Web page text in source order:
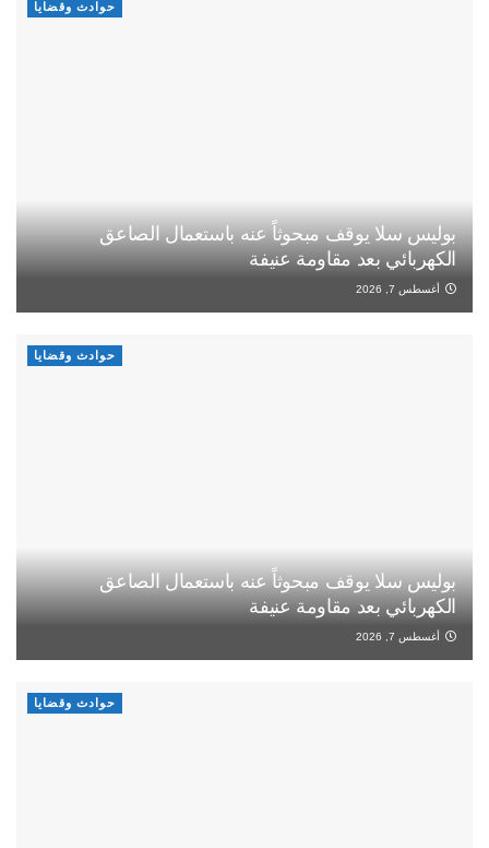
حوادث وقضايا
بوليس سلا يوقف مبحوثاً عنه باستعمال الصاعق
الكهربائي بعد مقاومة عنيفة
أغسطس 7, 2026
حوادث وقضايا
بوليس سلا يوقف مبحوثاً عنه باستعمال الصاعق
الكهربائي بعد مقاومة عنيفة
أغسطس 7, 2026
حوادث وقضايا